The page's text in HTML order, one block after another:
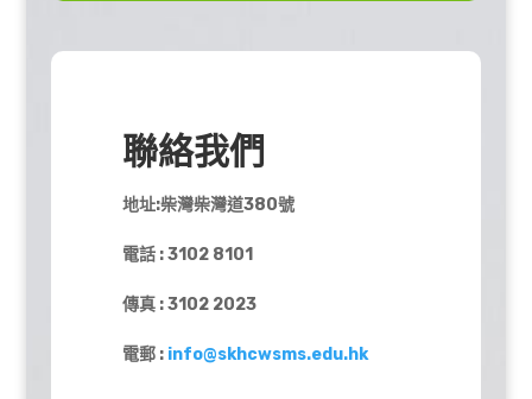
聯絡我們
地址:柴灣柴灣道380號
電話 : 3102 8101
傳真 : 3102 2023
電郵 : info@skhcwsms.edu.hk